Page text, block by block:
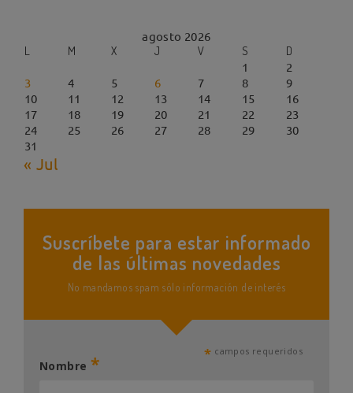
agosto 2026
L
M X J V S
D
1
2
3
4 5 6 7 8
9
10
11 12 13 14 15
16
17
18 19 20 21 22
23
24
25 26 27 28 29
30
31
« Jul
Suscríbete para estar informado
de las últimas novedades
No mandamos spam sólo información de interés
* campos requeridos
Nombre *